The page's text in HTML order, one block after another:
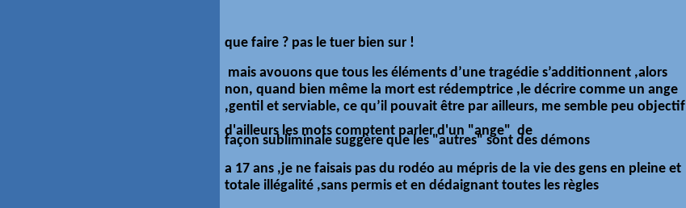
que faire ? pas le tuer bien sur !
mais avouons que tous les éléments d’une tragédie s’additionnent ,alors
non, quand bien même la mort est rédemptrice ,le décrire comme un ange
,gentil et serviable, ce qu’il pouvait être par ailleurs, me semble peu objectif
d'ailleurs les mots comptent parler d'un "ange" de
façon subliminale suggère que les "autres" sont des démons
a 17 ans ,je ne faisais pas du rodéo au mépris de la vie des gens en pleine et
totale illégalité ,sans permis et en dédaignant toutes les règles